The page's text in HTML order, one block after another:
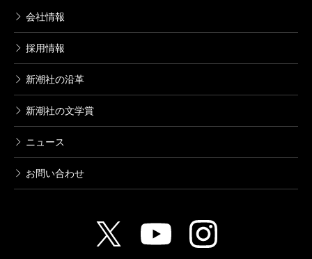
会社情報
採用情報
新潮社の沿革
新潮社の文学賞
ニュース
お問い合わせ